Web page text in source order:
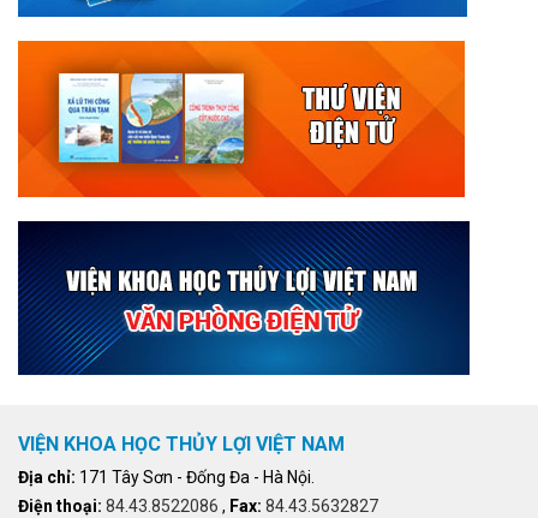
VIỆN KHOA HỌC THỦY LỢI VIỆT NAM
Địa chỉ: 171 Tây Sơn - Đống Đa - Hà Nội.
Điện thoại: 84.43.8522086 , Fax: 84.43.5632827